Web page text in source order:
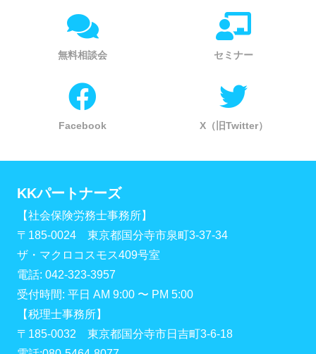
無料相談会 セミナー
Facebook X（旧Twitter）
KKパートナーズ
【社会保険労務士事務所】
〒185-0024 東京都国分寺市泉町3-37-34
ザ・マクロコスモス409号室
電話: 042-323-3957
受付時間: 平日 AM 9:00 〜 PM 5:00
【税理士事務所】
〒185-0032 東京都国分寺市日吉町3-6-18